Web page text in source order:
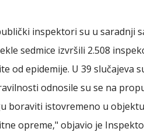
inspektori su u saradnji
sedmice izvršili 2.508
od epidemije. U 39 slučajeva
odnosile su se na
boraviti istovremeno u
opreme," objavio je